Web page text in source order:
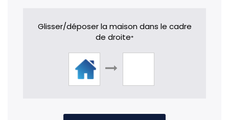
Glisser/déposer la maison dans le cadre
de droite*